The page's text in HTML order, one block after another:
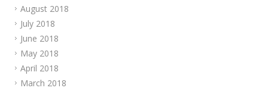
August 2018
July 2018
June 2018
May 2018
April 2018
March 2018